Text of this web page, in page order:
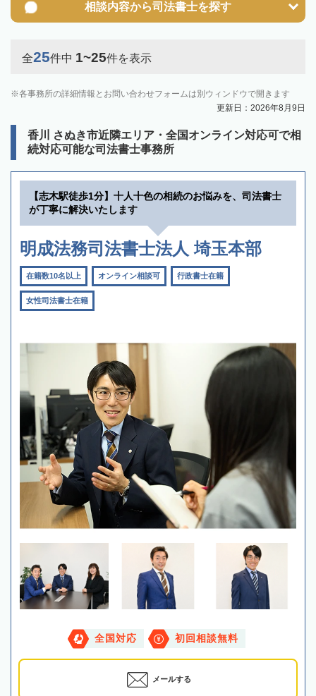
相談内容から司法書士を探す
全25件中 1~25件を表示
各事務所の詳細情報とお問い合わせフォームは別ウィンドウで開きます
更新日：2026年8月9日
香川 さぬき市近隣エリア・全国オンライン対応可で相
続対応可能な司法書士事務所
【志木駅徒歩1分】十人十色の相続のお悩みを、司法書士
が丁寧に解決いたします
明成法務司法書士法人 埼玉本部
在籍数10名以上 オンライン相談可 行政書士在籍
女性司法書士在籍
全国対応 初回相談無料
メールする